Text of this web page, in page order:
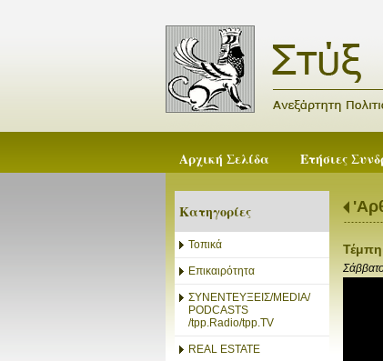
Αρχική Σελίδα Ετήσιες
Κατηγορίες
Τοπικά
Επικαιρότητα
ΣΥΝΕΝΤΕΥΞΕΙΣ/MEDIA/
PODCASTS
/tpp.Radio/tpp.TV
REAL ESTATE